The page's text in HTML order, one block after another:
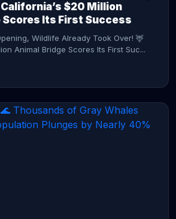
$20 Million
Scores Its First Success
Wildlife Already Took Over! 🦌
Animal Bridge Scores Its First Suc...